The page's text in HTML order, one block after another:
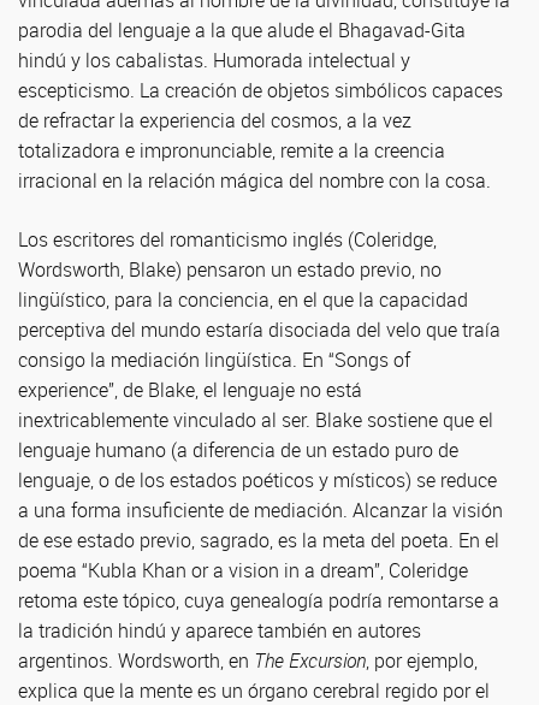
parodia del lenguaje a la que alude el Bhagavad-Gita
hindú y los cabalistas. Humorada intelectual y
escepticismo. La creación de objetos simbólicos capaces
de refractar la experiencia del cosmos, a la vez
totalizadora e impronunciable, remite a la creencia
irracional en la relación mágica del nombre con la cosa.
Los escritores del romanticismo inglés (Coleridge,
Wordsworth, Blake) pensaron un estado previo, no
lingüístico, para la conciencia, en el que la capacidad
perceptiva del mundo estaría disociada del velo que traía
consigo la mediación lingüística. En “Songs of
experience”, de Blake, el lenguaje no está
inextricablemente vinculado al ser. Blake sostiene que el
lenguaje humano (a diferencia de un estado puro de
lenguaje, o de los estados poéticos y místicos) se reduce
a una forma insuficiente de mediación. Alcanzar la visión
de ese estado previo, sagrado, es la meta del poeta. En el
poema “Kubla Khan or a vision in a dream”, Coleridge
retoma este tópico, cuya genealogía podría remontarse a
la tradición hindú y aparece también en autores
argentinos. Wordsworth, en The Excursion, por ejemplo,
explica que la mente es un órgano cerebral regido por el